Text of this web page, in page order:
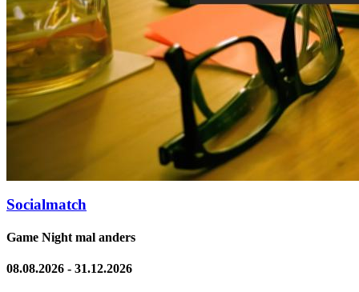
Socialmatch
Game Night mal anders
08.08.2026 - 31.12.2026